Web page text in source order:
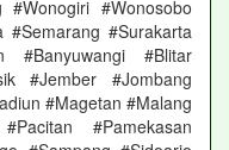
#Wonogiri #Wonosobo
#Semarang #Surakarta
#Banyuwangi #Blitar
#Jember #Jombang
#Magetan #Malang
#Pamekasan